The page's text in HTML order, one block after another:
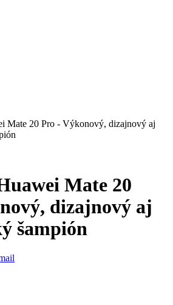
Mate 20 Pro - Výkonový, dizajnový aj
Mate 20
dizajnový aj
šampión